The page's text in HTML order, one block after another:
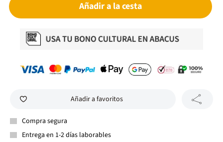
Añadir a la cesta
Añadir a favoritos
Compra segura
Entrega en 1-2 días laborables